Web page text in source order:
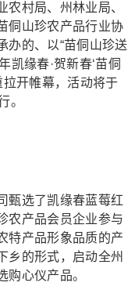
农村局、州林业局、
侗山珍农产品行业协
办的、以“苗侗山珍送
凯缘春·贺新春‘苗侗
拉开帷幕，活动将于
。
选了凯缘春蓝莓红
农产品会员企业参与
特产品形象品质的产
乡的形式，启动全州
购心仪产品。